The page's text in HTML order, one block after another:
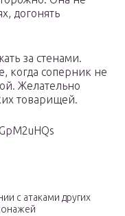
догонять
за стенами.
когда соперник не
Желательно
товарищей.
с атаками других